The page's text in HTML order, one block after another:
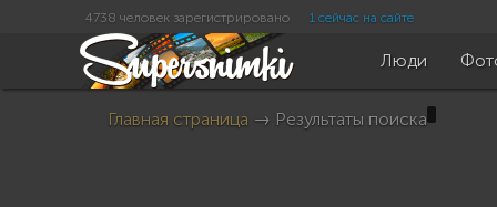
4738 человек зарегистрировано 1 сейчас на сайте
Люди
Главная страница → Результаты поиска